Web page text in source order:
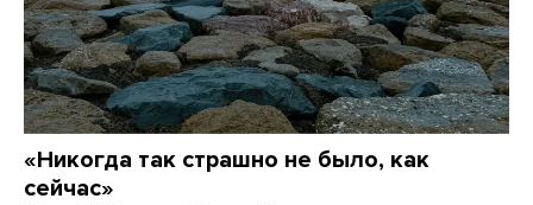
«Никогда так страшно не было, как
сейчас»